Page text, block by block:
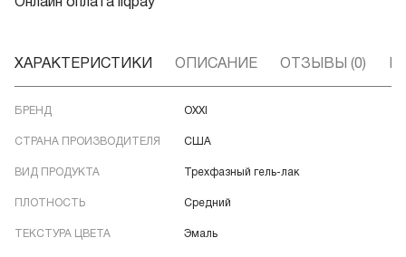
Онлайн оплата liqpay
ХАРАКТЕРИСТИКИ ОПИСАНИЕ ОТЗЫВЫ (0)
БРЕНД OXXI
СТРАНА ПРОИЗВОДИТЕЛЯ США
ВИД ПРОДУКТА Трехфазный гель-лак
ПЛОТНОСТЬ Средний
ТЕКСТУРА ЦВЕТА Эмаль